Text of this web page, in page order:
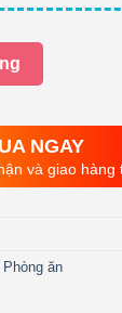
NGAY
và giao hàng
ăn